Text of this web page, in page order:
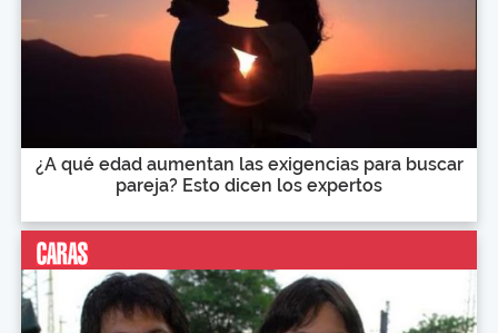
¿A qué edad aumentan las exigencias para buscar
pareja? Esto dicen los expertos